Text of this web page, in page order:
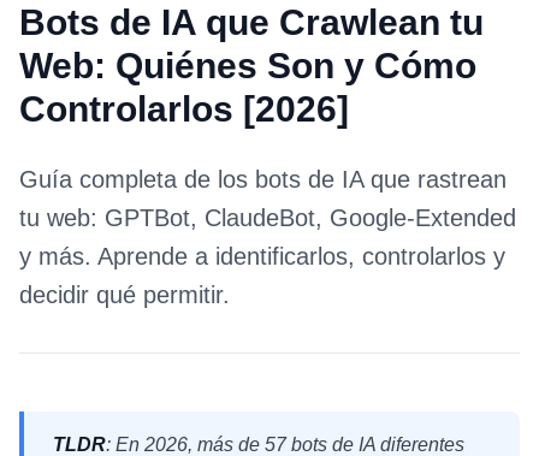
Bots de IA que Crawlean tu
Web: Quiénes Son y Cómo
Controlarlos [2026]
Guía completa de los bots de IA que rastrean
tu web: GPTBot, ClaudeBot, Google-Extended
y más. Aprende a identificarlos, controlarlos y
decidir qué permitir.
TLDR: En 2026, más de 57 bots de IA diferentes